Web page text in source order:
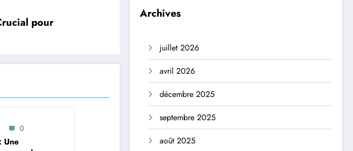
pour
0
Une
Archives
juillet 2026
avril 2026
décembre 2025
septembre 2025
août 2025